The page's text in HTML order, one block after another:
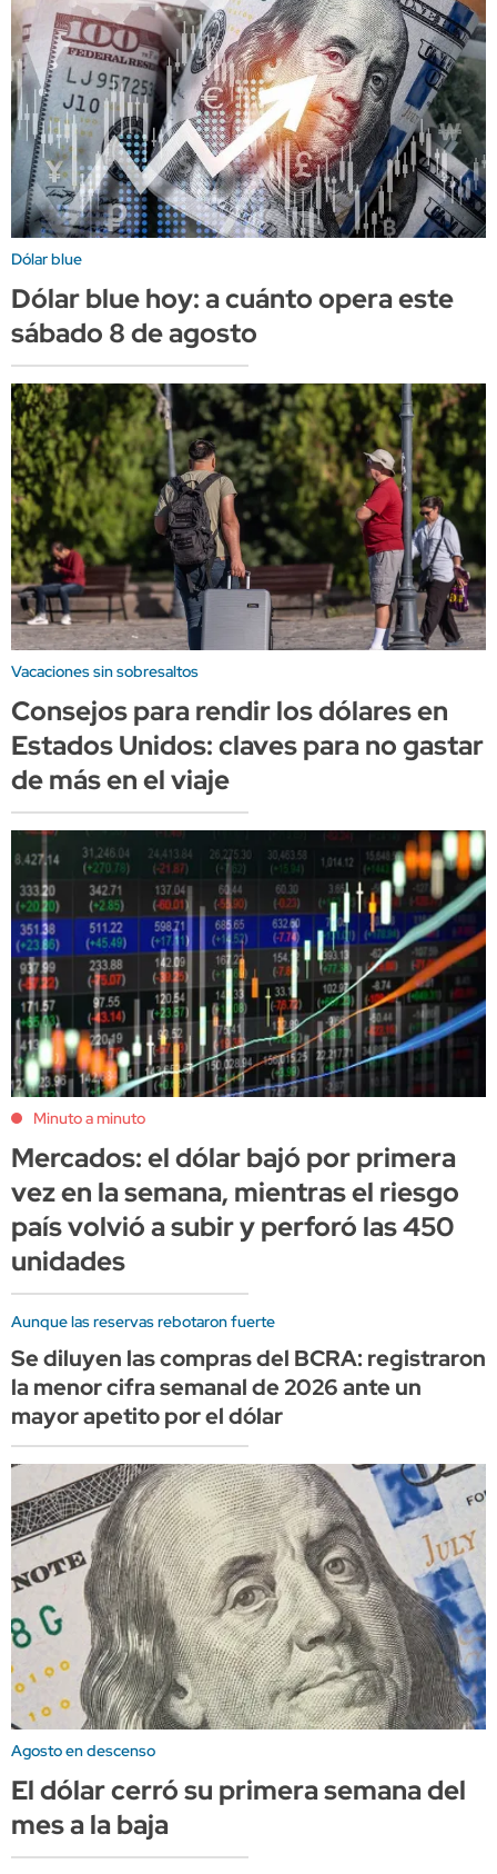
Dólar blue
Dólar blue hoy: a cuánto opera este
sábado 8 de agosto
Vacaciones sin sobresaltos
Consejos para rendir los dólares en
Estados Unidos: claves para no gastar
de más en el viaje
Minuto a minuto
Mercados: el dólar bajó por primera
vez en la semana, mientras el riesgo
país volvió a subir y perforó las 450
unidades
Aunque las reservas rebotaron fuerte
Se diluyen las compras del BCRA: registraron
la menor cifra semanal de 2026 ante un
mayor apetito por el dólar
Agosto en descenso
El dólar cerró su primera semana del
mes a la baja